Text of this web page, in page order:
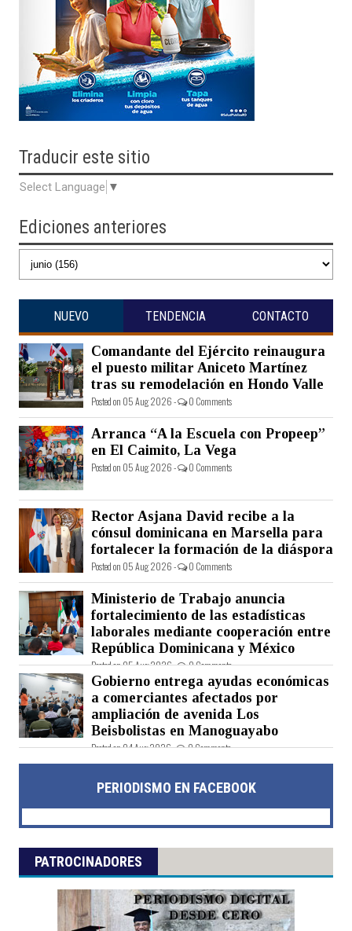
Traducir este sitio
Select Language ▼
Ediciones anteriores
NUEVO TENDENCIA CONTACTO
Comandante del Ejército reinaugura
el puesto militar Aniceto Martínez
tras su remodelación en Hondo Valle
Posted on 05 Aug 2026 - 0 Comments
Arranca “A la Escuela con Propeep”
en El Caimito, La Vega
Posted on 05 Aug 2026 - 0 Comments
Rector Asjana David recibe a la
cónsul dominicana en Marsella para
fortalecer la formación de la diáspora
Posted on 05 Aug 2026 - 0 Comments
Ministerio de Trabajo anuncia
fortalecimiento de las estadísticas
laborales mediante cooperación entre
República Dominicana y México
Posted on 05 Aug 2026 - 0 Comments
Gobierno entrega ayudas económicas
a comerciantes afectados por
ampliación de avenida Los
Beisbolistas en Manoguayabo
Posted on 04 Aug 2026 - 0 Comments
PERIODISMO EN FACEBOOK
PATROCINADORES